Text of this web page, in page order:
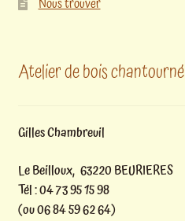
Atelier de bois chantourné
Gilles Chambreuil
Le Beilloux, 63220 BEURIERES
Tél : 04 73 95 15 98
(ou 06 84 59 62 64)